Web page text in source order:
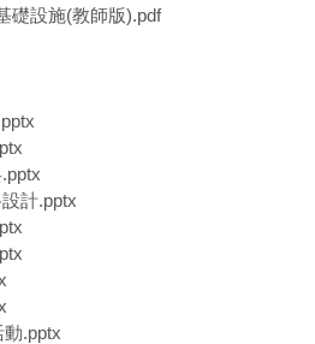
礎設施(教師版).pdf
計.pptx
.pptx